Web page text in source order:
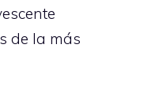
de la más